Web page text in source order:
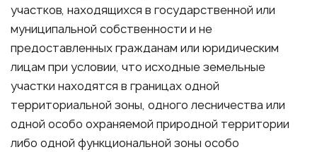
участков, находящихся в государственной или
муниципальной собственности и не
предоставленных гражданам или юридическим
лицам при условии, что исходные земельные
участки находятся в границах одной
территориальной зоны, одного лесничества или
одной особо охраняемой природной территории
либо одной функциональной зоны особо